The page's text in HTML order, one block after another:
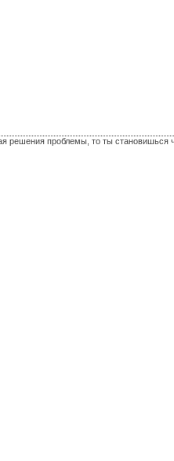
решения проблемы, то ты становишься